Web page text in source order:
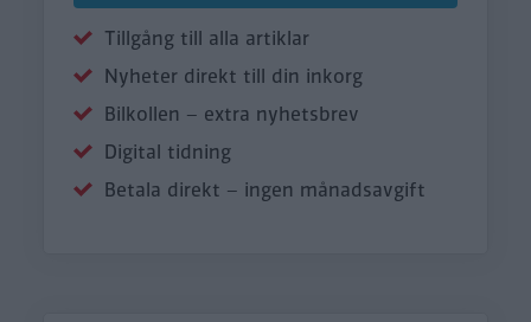
Tillgång till alla artiklar
Nyheter direkt till din inkorg
Bilkollen – extra nyhetsbrev
Digital tidning
Betala direkt – ingen månadsavgift